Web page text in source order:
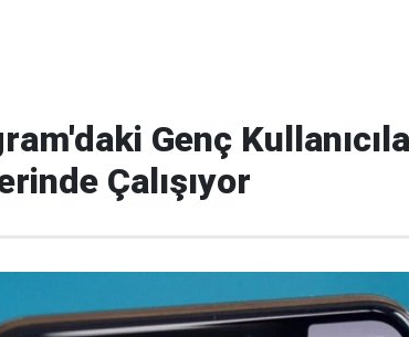
Genç
Çalışıyor